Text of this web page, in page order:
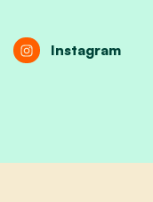
Instagram